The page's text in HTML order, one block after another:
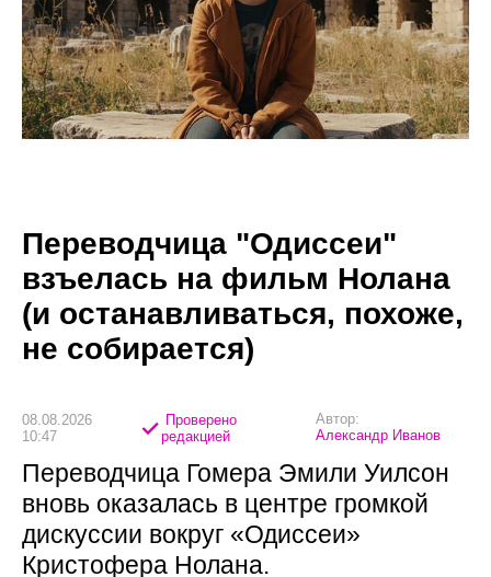
Переводчица "Одиссеи"
взъелась на фильм Нолана
(и останавливаться, похоже,
не собирается)
08.08.2026
10:47
Проверено
редакцией
Автор:
Александр Иванов
Переводчица Гомера Эмили Уилсон
вновь оказалась в центре громкой
дискуссии вокруг «Одиссеи»
Кристофера Нолана.